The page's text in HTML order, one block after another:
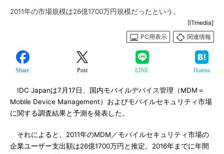
2011年の市場規模は26億1700万円規模だったという。
[ITmedia]
PC用表示
関連情報
Share Post LINE Hatena
IDC Japanは7月17日、国内モバイルデバイス管理（MDM＝
Mobile Device Management）およびモバイルセキュリティ市場
に関する調査結果と予測を発表した。
それによると、2011年のMDM／モバイルセキュリティ市場の
企業ユーザー支出額は26億1700万円と推定。2016年までに年間